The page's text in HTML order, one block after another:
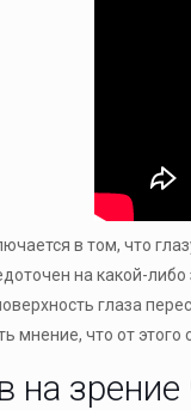
в том, что
на какой-
глаза
мнение, что от
на зрение